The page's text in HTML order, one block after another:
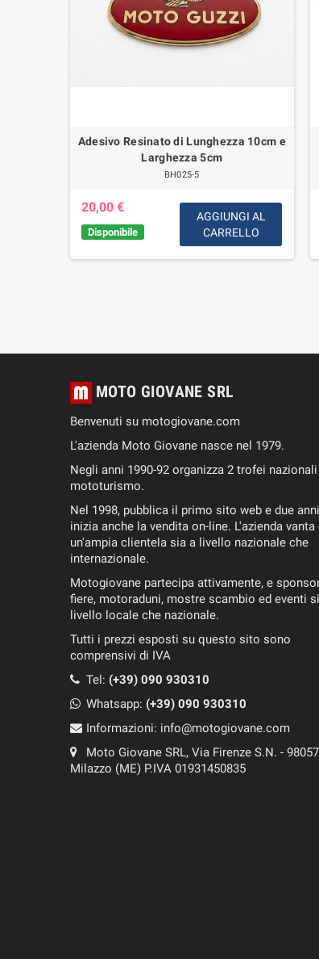
Adesivo Resinato di Lunghezza 10cm e
Larghezza 5cm
BH025-5
20,00 €
Disponibile
AGGIUNGI AL
CARRELLO
MOTO GIOVANE SRL
Benvenuti su motogiovane.com
L'azienda Moto Giovane nasce nel 1979.
Negli anni 1990-92 organizza 2 trofei
mototurismo.
Nel 1998, pubblica il primo sito web e due
inizia anche la vendita on-line. L'azienda vanta
un'ampia clientela sia a livello nazionale che
internazionale.
Motogiovane partecipa attivamente, e
fiere, motoraduni, mostre scambio ed eventi
livello locale che nazionale.
Tutti i prezzi esposti su questo sito sono
comprensivi di IVA
Tel: (+39) 090 930310
Whatsapp: (+39) 090 930310
Informazioni: info@motogiovane.com
Moto Giovane SRL, Via Firenze S.N. - 98057
Milazzo (ME) P.IVA 01931450835